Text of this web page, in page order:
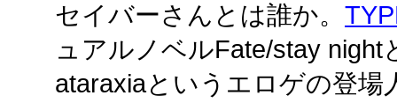
セイバーさんとは誰か。
ュアルノベルFate/stay night
ataraxiaというエロゲの登場